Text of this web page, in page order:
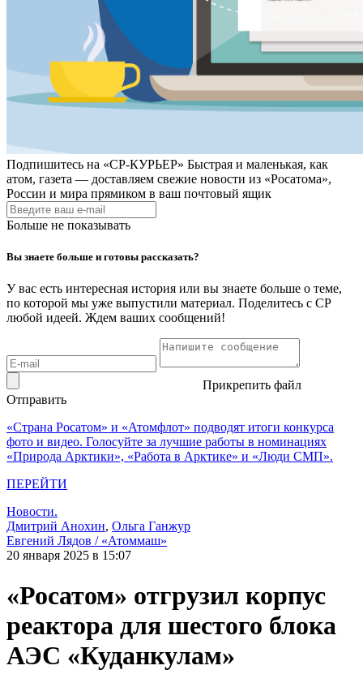
Подпишитесь на «СР-КУРЬЕР» Быстрая и маленькая, как
атом, газета — доставляем свежие новости из «Росатома»,
России и мира прямиком в ваш почтовый ящик
Больше не показывать
Вы знаете больше и готовы рассказать?
У вас есть интересная история или вы знаете больше о теме,
по которой мы уже выпустили материал. Поделитесь с СР
любой идеей. Ждем ваших сообщений!
Прикрепить файл
Отправить
«Страна Росатом» и «Атомфлот» подводят итоги конкурса
фото и видео. Голосуйте за лучшие работы в номинациях
«Природа Арктики», «Работа в Арктике» и «Люди СМП».
ПЕРЕЙТИ
Новости.
Дмитрий Анохин, Ольга Ганжур
Евгений Лядов / «Атоммаш»
20 января 2025 в 15:07
«Росатом» отгрузил корпус
реактора для шестого блока
АЭС «Куданкулам»